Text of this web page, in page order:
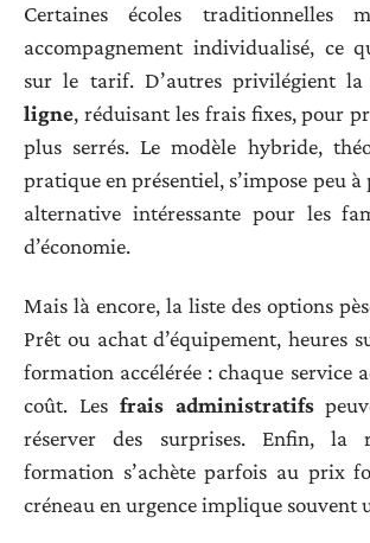
Certaines écoles traditionnelles
accompagnement individualisé, ce
sur le tarif. D’autres privilégient la
ligne, réduisant les frais fixes, pour
plus serrés. Le modèle hybride,
pratique en présentiel, s’impose peu à
alternative intéressante pour les
d’économie.
Mais là encore, la liste des options
Prêt ou achat d’équipement, heures
formation accélérée : chaque service
coût. Les frais administratifs
réserver des surprises. Enfin,
formation s’achète parfois au prix
créneau en urgence implique souvent